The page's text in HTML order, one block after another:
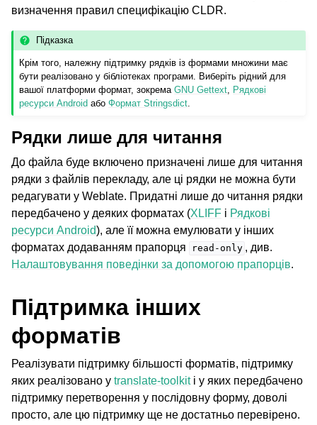
визначення правил специфікацію CLDR.
Підказка
Крім того, належну підтримку рядків із формами множини має
бути реалізовано у бібліотеках програми. Виберіть рідний для
вашої платформи формат, зокремаGNU Gettext, Рядкові
ресурси Android абоФормат Stringsdict.
Рядки лише для читання
До файла буде включено призначені лише для читання
рядки з файлів перекладу, але ці рядки не можна бути
редагувати у Weblate. Придатні лише до читання рядки
передбачено у деяких форматах (XLIFF і Рядкові
ресурси Android), але її можна емулювати у інших
форматах додаванням прапорця
read-only , див.
Налаштовування поведінки за допомогою прапорців.
Підтримка інших
форматів
Реалізувати підтримку більшості форматів, підтримку
яких реалізовано у translate-toolkitі у яких передбачено
підтримку перетворення у послідовну форму, доволі
просто, але цю підтримку ще не достатньо перевірено.